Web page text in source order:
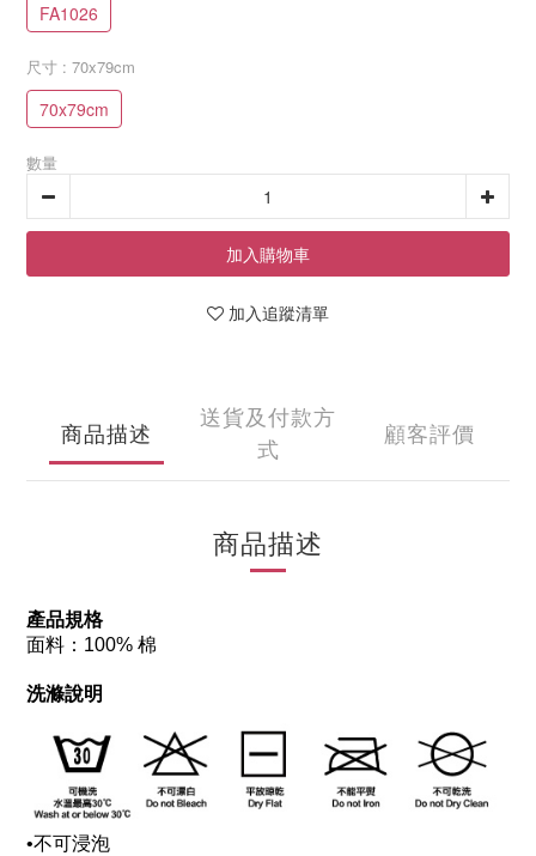
FA1026
尺寸 : 70x79cm
70x79cm
數量
加入購物車
加入追蹤清單
商品描述
送貨及付款方
式
顧客評價
商品描述
產品規格
面料：100% 棉
洗滌說明
•不可浸泡